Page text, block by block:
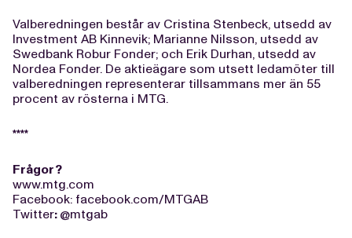
Valberedningen består av Cristina Stenbeck, utsedd av
Investment AB Kinnevik; Marianne Nilsson, utsedd av
Swedbank Robur Fonder; och Erik Durhan, utsedd av
Nordea Fonder. De aktieägare som utsett ledamöter till
valberedningen representerar tillsammans mer än 55
procent av rösterna i MTG.
****
Frågor?
www.mtg.com
Facebook: facebook.com/MTGAB
Twitter: @mtgab